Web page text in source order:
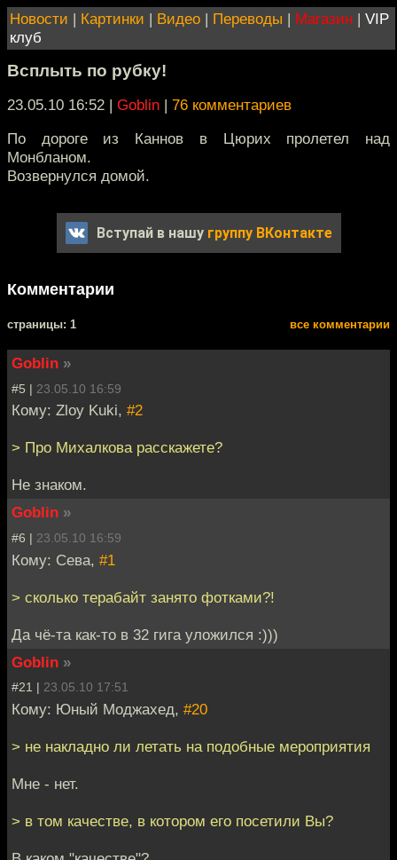
Новости | Картинки | Видео | Переводы | Магазин | VIP
клуб
Всплыть по рубку!
23.05.10 16:52 | Goblin | 76 комментариев
По дороге из Каннов в Цюрих пролетел над
Монбланом.
Возвернулся домой.
Вступай в нашу группу ВКонтакте
Комментарии
cтраницы: 1 все комментарии
Goblin »
#5 | 23.05.10 16:59
Кому: Zloy Kuki, #2
> Про Михалкова расскажете?
Не знаком.
Goblin »
#6 | 23.05.10 16:59
Кому: Сева, #1
> сколько терабайт занято фотками?!
Да чё-та как-то в 32 гига уложился :)))
Goblin »
#21 | 23.05.10 17:51
Кому: Юный Моджахед, #20
> не накладно ли летать на подобные мероприятия
Мне - нет.
> в том качестве, в котором его посетили Вы?